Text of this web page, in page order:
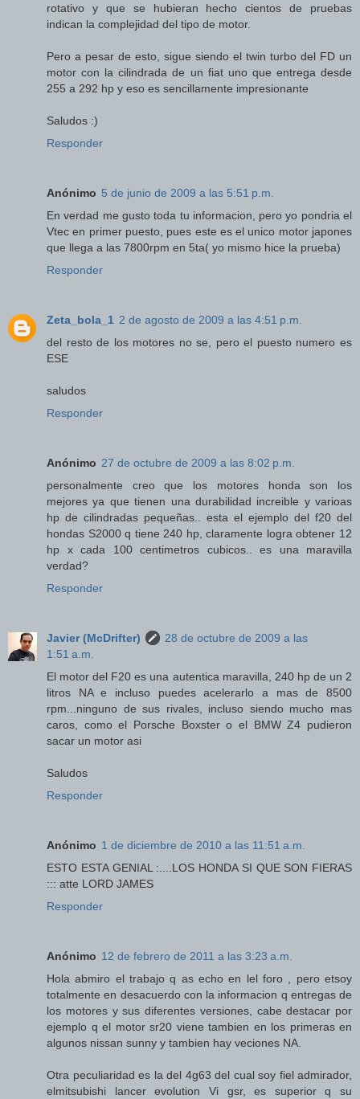
rotativo y que se hubieran hecho cientos de pruebas
indican la complejidad del tipo de motor.
Pero a pesar de esto, sigue siendo el twin turbo del FD un
motor con la cilindrada de un fiat uno que entrega desde
255 a 292 hp y eso es sencillamente impresionante
Saludos :)
Responder
Anónimo 5 de junio de 2009 a las 5:51 p.m.
En verdad me gusto toda tu informacion, pero yo pondria el
Vtec en primer puesto, pues este es el unico motor japones
que llega a las 7800rpm en 5ta( yo mismo hice la prueba)
Responder
Zeta_bola_1 2 de agosto de 2009 a las 4:51 p.m.
del resto de los motores no se, pero el puesto numero es
ESE
saludos
Responder
Anónimo 27 de octubre de 2009 a las 8:02 p.m.
personalmente creo que los motores honda son los
mejores ya que tienen una durabilidad increible y varioas
hp de cilindradas pequeñas.. esta el ejemplo del f20 del
hondas S2000 q tiene 240 hp, claramente logra obtener 12
hp x cada 100 centimetros cubicos.. es una maravilla
verdad?
Responder
Javier (McDrifter)
28 de octubre de 2009 a las
1:51 a.m.
El motor del F20 es una autentica maravilla, 240 hp de un 2
litros NA e incluso puedes acelerarlo a mas de 8500
rpm...ninguno de sus rivales, incluso siendo mucho mas
caros, como el Porsche Boxster o el BMW Z4 pudieron
sacar un motor asi
Saludos
Responder
Anónimo 1 de diciembre de 2010 a las 11:51 a.m.
ESTO ESTA GENIAL :....LOS HONDA SI QUE SON FIERAS
::: atte LORD JAMES
Responder
Anónimo 12 de febrero de 2011 a las 3:23 a.m.
Hola abmiro el trabajo q as echo en lel foro , pero etsoy
totalmente en desacuerdo con la informacion q entregas de
los motores y sus diferentes versiones, cabe destacar por
ejemplo q el motor sr20 viene tambien en los primeras en
algunos nissan sunny y tambien hay veciones NA.
Otra peculiaridad es la del 4g63 del cual soy fiel admirador,
elmitsubishi lancer evolution Vi gsr, es superior q su